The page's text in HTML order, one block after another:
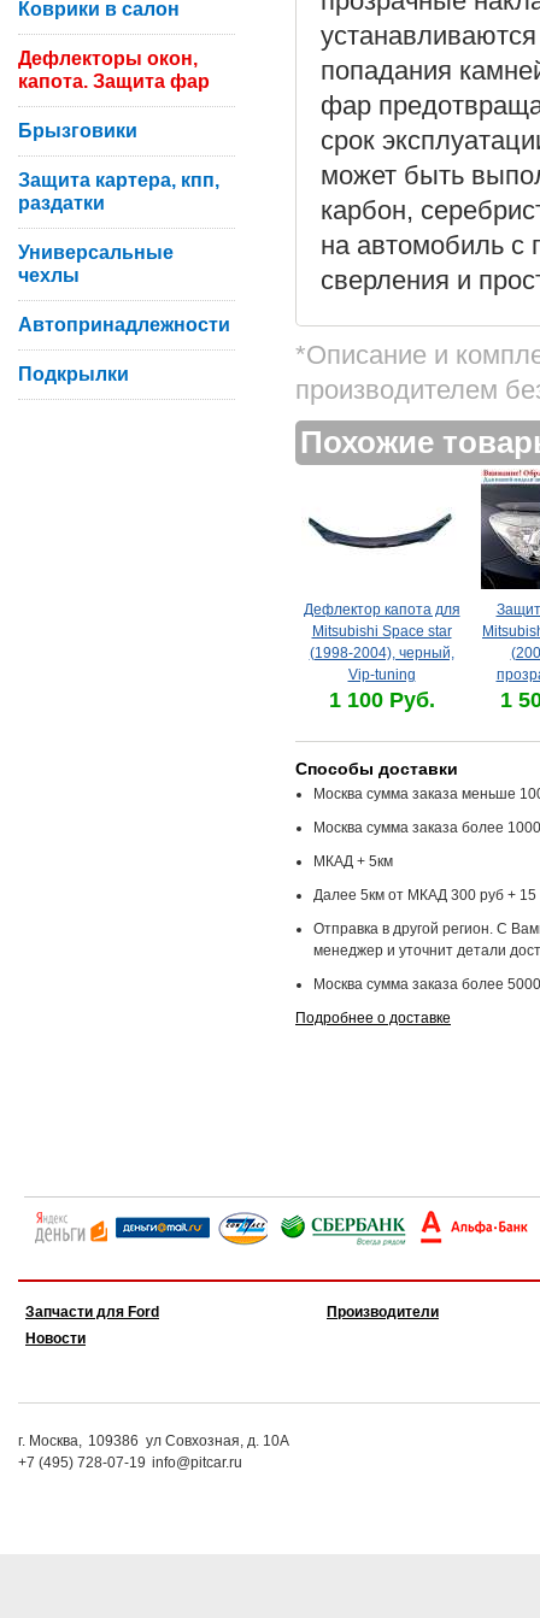
попадания
фар
срок
может быть
карбон,
на автомобиль с
сверления и
*Описание и
производителем
Похожие
Дефлектор капота для
Mitsubishi Space star
(1998-2004), черный,
Vip-tuning
1 100 Руб. 1
Способы доставки
Москва сумма заказа меньше
Москва сумма заказа более
МКАД + 5км
Далее 5км от МКАД 300 руб + 15
Отправка в другой регион. С
менеджер и уточнит детали
Москва сумма заказа более
Подробнее о доставке
Коврики в салон
Дефлекторы окон,
капота. Защита фар
Брызговики
Защита картера, кпп,
раздатки
Универсальные
чехлы
Автопринадлежности
Подкрылки
Запчасти для Ford
Новости
Производители
г. Москва, 109386 ул Совхозная, д. 10А
+7 (495) 728-07-19 info@pitcar.ru